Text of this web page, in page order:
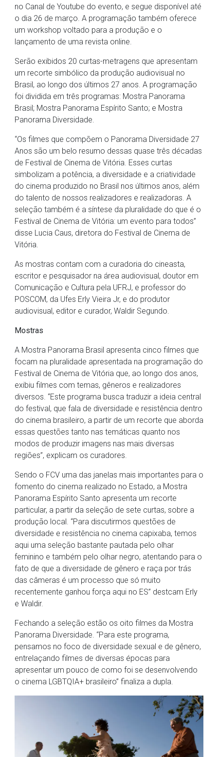
no Canal de Youtube do evento, e segue disponível até
o dia 26 de março. A programação também oferece
um workshop voltado para a produção e o
lançamento de uma revista online.
Serão exibidos 20 curtas-metragens que apresentam
um recorte simbólico da produção audiovisual no
Brasil, ao longo dos últimos 27 anos. A programação
foi dividida em três programas: Mostra Panorama
Brasil; Mostra Panorama Espírito Santo; e Mostra
Panorama Diversidade.
“Os filmes que compõem o Panorama Diversidade 27
Anos são um belo resumo dessas quase três décadas
de Festival de Cinema de Vitória. Esses curtas
simbolizam a potência, a diversidade e a criatividade
do cinema produzido no Brasil nos últimos anos, além
do talento de nossos realizadores e realizadoras. A
seleção também é a síntese da pluralidade do que é o
Festival de Cinema de Vitória: um evento para todos”
disse Lucia Caus, diretora do Festival de Cinema de
Vitória.
As mostras contam com a curadoria do cineasta,
escritor e pesquisador na área audiovisual, doutor em
Comunicação e Cultura pela UFRJ, e professor do
POSCOM, da Ufes Erly Vieira Jr, e do produtor
audiovisual, editor e curador, Waldir Segundo.
Mostras
A Mostra Panorama Brasil apresenta cinco filmes que
focam na pluralidade apresentada na programação do
Festival de Cinema de Vitória que, ao longo dos anos,
exibiu filmes com temas, gêneros e realizadores
diversos. “Este programa busca traduzir a ideia central
do festival, que fala de diversidade e resistência dentro
do cinema brasileiro, a partir de um recorte que aborda
essas questões tanto nas temáticas quanto nos
modos de produzir imagens nas mais diversas
regiões”, explicam os curadores.
Sendo o FCV uma das janelas mais importantes para o
fomento do cinema realizado no Estado, a Mostra
Panorama Espírito Santo apresenta um recorte
particular, a partir da seleção de sete curtas, sobre a
produção local. “Para discutirmos questões de
diversidade e resistência no cinema capixaba, temos
aqui uma seleção bastante pautada pelo olhar
feminino e também pelo olhar negro, atentando para o
fato de que a diversidade de gênero e raça por trás
das câmeras é um processo que só muito
recentemente ganhou força aqui no ES” destcam Erly
e Waldir.
Fechando a seleção estão os oito filmes da Mostra
Panorama Diversidade. “Para este programa,
pensamos no foco de diversidade sexual e de gênero,
entrelaçando filmes de diversas épocas para
apresentar um pouco de como foi se desenvolvendo
o cinema LGBTQIA+ brasileiro” finaliza a dupla.